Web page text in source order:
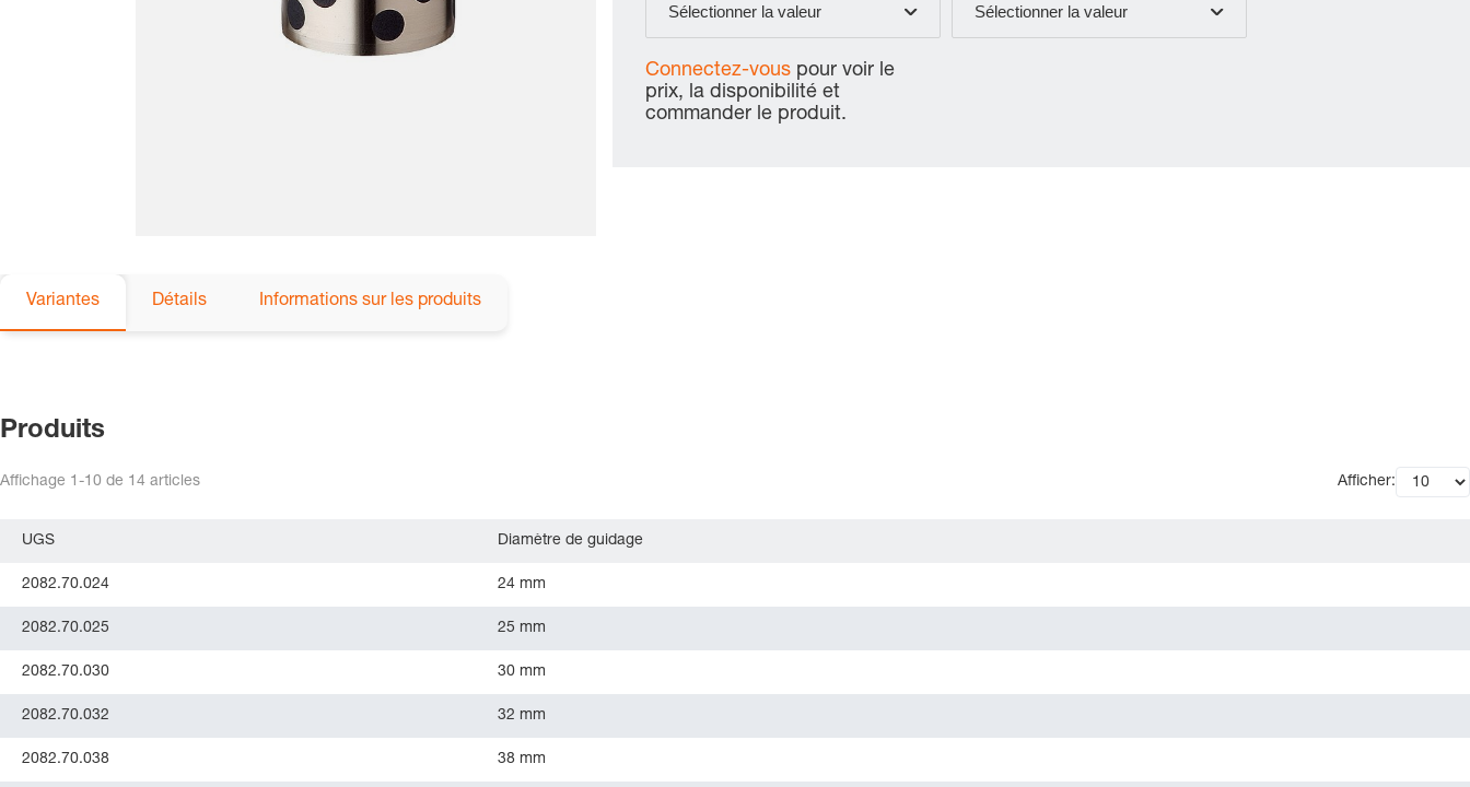
Sélectionner la valeur Sélectionner la valeur
Connectez-vous pour voir le
prix, la disponibilité et
commander le produit.
Variantes Détails Informations sur les produits
Produits
Affichage 1-10 de 14 articles Afficher:
UGS Diamètre de guidage
2082.70.024 24 mm
2082.70.025 25 mm
2082.70.030 30 mm
2082.70.032 32 mm
2082.70.038 38 mm